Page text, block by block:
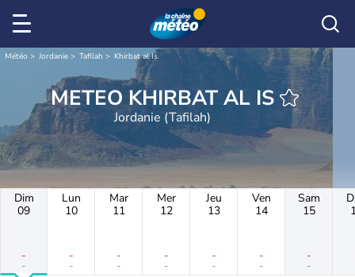
Météo Jordanie Tafilah Khirbat al Is
METEO KHIRBAT AL IS
Jordanie (Tafilah)
Dim
09
-
-
Lun
10
-
-
Mar
11
-
-
Mer
12
-
-
Jeu
13
-
-
Ven
14
-
-
Sam
15
-
-